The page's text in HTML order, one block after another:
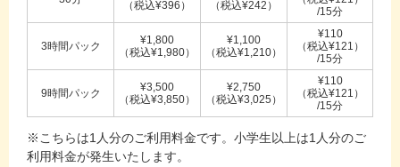
（税込¥396） （税込¥242）
/15分
3時間パック
¥1,800
（税込¥1,980）
¥1,100
（税込¥1,210）
¥110
（税込¥121）
/15分
9時間パック
¥3,500
（税込¥3,850）
¥2,750
（税込¥3,025）
¥110
（税込¥121）
/15分
※こちらは1人分のご利用料金です。小学生以上は1人分のご
利用料金が発生いたします。